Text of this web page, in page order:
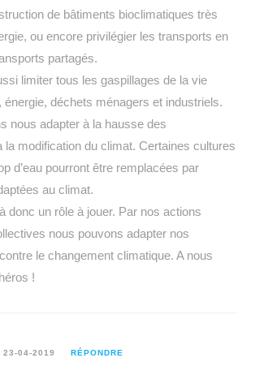
de bâtiments bioclimatiques très
ou encore privilégier les transports en
partagés.
limiter tous les gaspillages de la vie
énergie, déchets ménagers et industriels.
nous adapter à la hausse des
la modification du climat. Certaines cultures
d’eau pourront être remplacées par
au climat.
donc un rôle à jouer. Par nos actions
nous pouvons adapter nos
le changement climatique. A nous
!
23-04-2019 RÉPONDRE